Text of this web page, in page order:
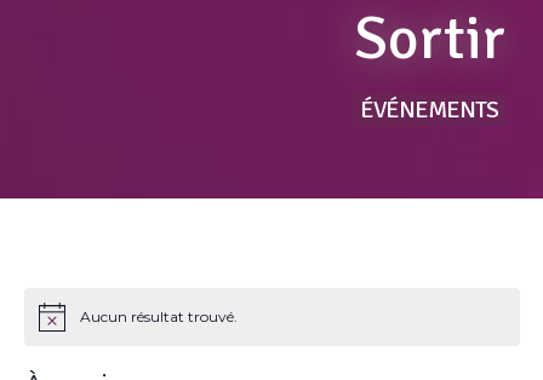
Sortir
ÉVÉNEMENTS
Aucun résultat trouvé.